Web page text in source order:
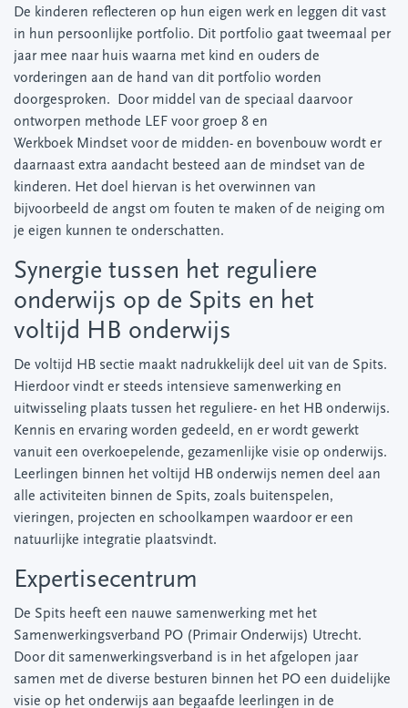
De kinderen reflecteren op hun eigen werk en leggen dit vast
in hun persoonlijke portfolio. Dit portfolio gaat tweemaal per
jaar mee naar huis waarna met kind en ouders de
vorderingen aan de hand van dit portfolio worden
doorgesproken. Door middel van de speciaal daarvoor
ontworpen methode LEF voor groep 8 en
Werkboek Mindset voor de midden- en bovenbouw wordt er
daarnaast extra aandacht besteed aan de mindset van de
kinderen. Het doel hiervan is het overwinnen van
bijvoorbeeld de angst om fouten te maken of de neiging om
je eigen kunnen te onderschatten.
Synergie tussen het reguliere
onderwijs op de Spits en het
voltijd HB onderwijs
De voltijd HB sectie maakt nadrukkelijk deel uit van de Spits.
Hierdoor vindt er steeds intensieve samenwerking en
uitwisseling plaats tussen het reguliere- en het HB onderwijs.
Kennis en ervaring worden gedeeld, en er wordt gewerkt
vanuit een overkoepelende, gezamenlijke visie op onderwijs.
Leerlingen binnen het voltijd HB onderwijs nemen deel aan
alle activiteiten binnen de Spits, zoals buitenspelen,
vieringen, projecten en schoolkampen waardoor er een
natuurlijke integratie plaatsvindt.
Expertisecentrum
De Spits heeft een nauwe samenwerking met het
Samenwerkingsverband PO (Primair Onderwijs) Utrecht.
Door dit samenwerkingsverband is in het afgelopen jaar
samen met de diverse besturen binnen het PO een duidelijke
visie op het onderwijs aan begaafde leerlingen in de